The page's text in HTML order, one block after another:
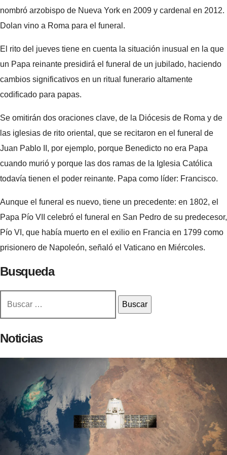
nombró arzobispo de Nueva York en 2009 y cardenal en 2012.
Dolan vino a Roma para el funeral.
El rito del jueves tiene en cuenta la situación inusual en la que
un Papa reinante presidirá el funeral de un jubilado, haciendo
cambios significativos en un ritual funerario altamente
codificado para papas.
Se omitirán dos oraciones clave, de la Diócesis de Roma y de
las iglesias de rito oriental, que se recitaron en el funeral de
Juan Pablo II, por ejemplo, porque Benedicto no era Papa
cuando murió y porque las dos ramas de la Iglesia Católica
todavía tienen el poder reinante. Papa como líder: Francisco.
Aunque el funeral es nuevo, tiene un precedente: en 1802, el
Papa Pío VII celebró el funeral en San Pedro de su predecesor,
Pío VI, que había muerto en el exilio en Francia en 1799 como
prisionero de Napoleón, señaló el Vaticano en Miércoles.
Busqueda
Noticias